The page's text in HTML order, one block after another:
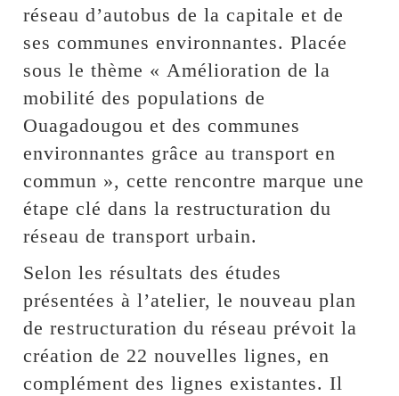
réseau d’autobus de la capitale et de
ses communes environnantes. Placée
sous le thème « Amélioration de la
mobilité des populations de
Ouagadougou et des communes
environnantes grâce au transport en
commun », cette rencontre marque une
étape clé dans la restructuration du
réseau de transport urbain.
Selon les résultats des études
présentées à l’atelier, le nouveau plan
de restructuration du réseau prévoit la
création de 22 nouvelles lignes, en
complément des lignes existantes. Il